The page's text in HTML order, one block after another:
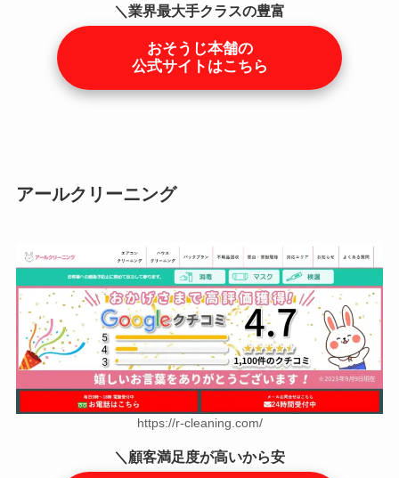
＼業界最大手クラスの豊富
おそうじ本舗の
公式サイトはこちら
アールクリーニング
https://r-cleaning.com/
＼顧客満足度が高いから安